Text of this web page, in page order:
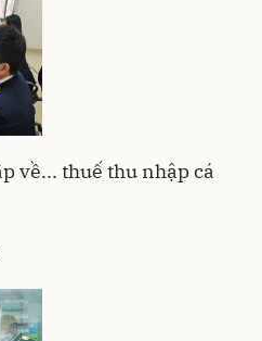
về... thuế thu nhập cá